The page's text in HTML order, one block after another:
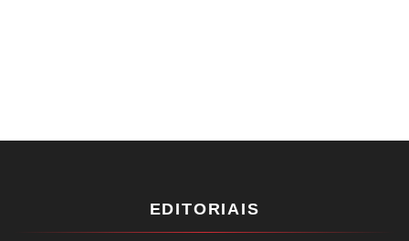
EDITORIAIS